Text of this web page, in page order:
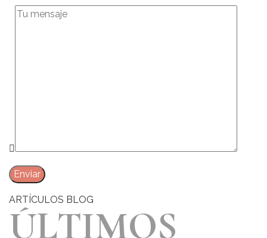
ARTÍCULOS BLOG
ÚLTIMOS